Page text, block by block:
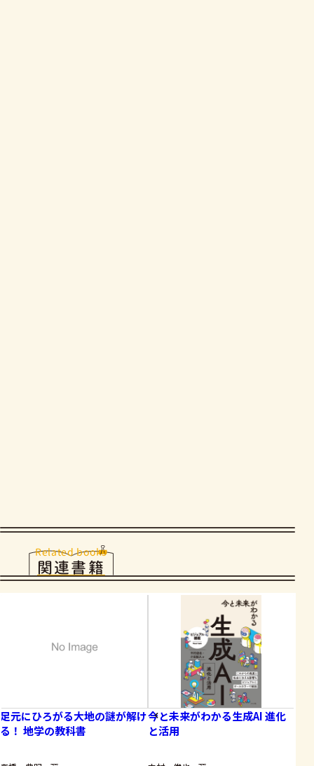
Related books
関連書籍
足元にひろがる大地の謎が解け
る！ 地学の教科書
今と未来がわかる生成AI 進化
と活用